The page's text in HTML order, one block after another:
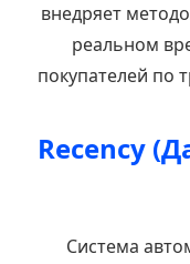
внедряет
реальном
покупателей по
Recency
Система